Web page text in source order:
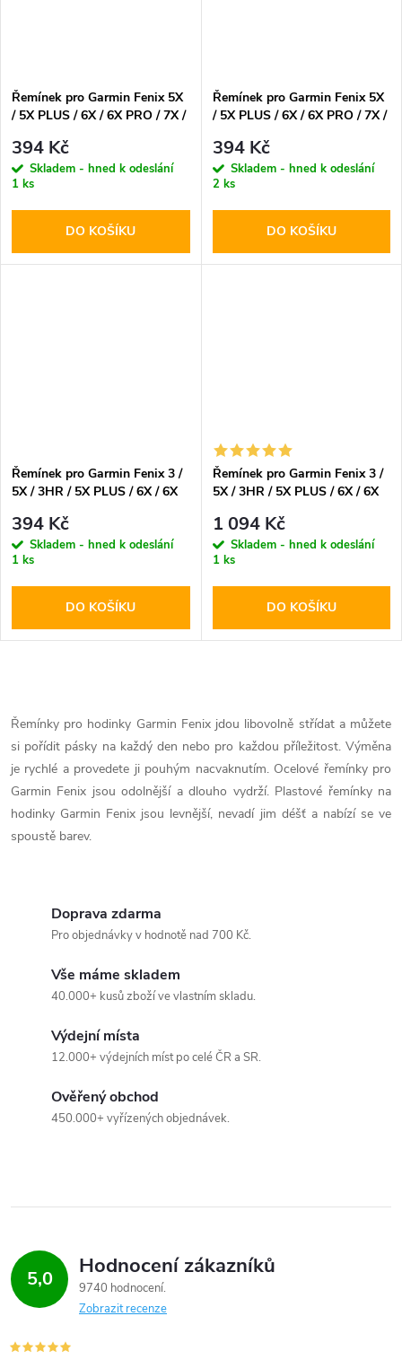
Řemínek pro Garmin Fenix 5X
/ 5X PLUS / 6X / 6X PRO / 7X /
Silicone Black
394 Kč
Skladem - hned k odeslání
1 ks
DO KOŠÍKU
Řemínek pro Garmin Fenix 5X
/ 5X PLUS / 6X / 6X PRO / 7X /
Silicone Line Red
394 Kč
Skladem - hned k odeslání
2 ks
DO KOŠÍKU
Řemínek pro Garmin Fenix 3 /
5X / 3HR / 5X PLUS / 6X / 6X
Iconband Black
394 Kč
Skladem - hned k odeslání
1 ks
DO KOŠÍKU
Řemínek pro Garmin Fenix 3 /
5X / 3HR / 5X PLUS / 6X / 6X
SteelBand Black
1 094 Kč
Skladem - hned k odeslání
1 ks
DO KOŠÍKU
v
l
á
d
ý
i
s
u
Řemínky pro hodinky Garmin Fenix jdou libovolně střídat a můžete
si pořídit pásky na každý den nebo pro každou příležitost. Výměna
je rychlé a provedete ji pouhým nacvaknutím. Ocelové řemínky pro
Garmin Fenix jsou odolnější a dlouho vydrží. Plastové řemínky na
hodinky Garmin Fenix jsou levnější, nevadí jim déšť a nabízí se ve
spoustě barev.
Doprava zdarma
Pro objednávky v hodnotě nad 700 Kč.
Vše máme skladem
40.000+ kusů zboží ve vlastním skladu.
Výdejní místa
12.000+ výdejních míst po celé ČR a SR.
Ověřený obchod
450.000+ vyřízených objednávek.
5,0 Hodnocení zákazníků
9740 hodnocení
Zobrazit recenze